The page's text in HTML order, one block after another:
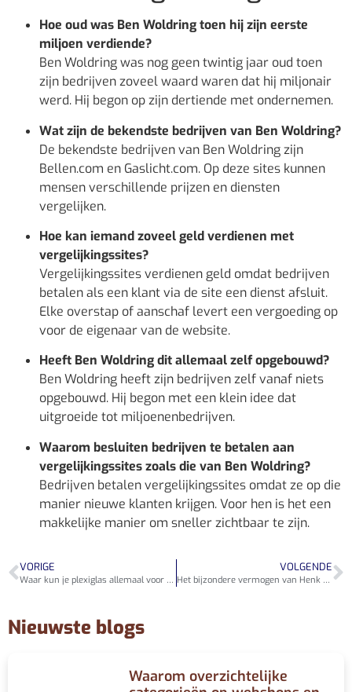
Hoe oud was Ben Woldring toen hij zijn eerste
miljoen verdiende?
Ben Woldring was nog geen twintig jaar oud toen
zijn bedrijven zoveel waard waren dat hij miljonair
werd. Hij begon op zijn dertiende met ondernemen.
Wat zijn de bekendste bedrijven van Ben Woldring?
De bekendste bedrijven van Ben Woldring zijn
Bellen.com en Gaslicht.com. Op deze sites kunnen
mensen verschillende prijzen en diensten
vergelijken.
Hoe kan iemand zoveel geld verdienen met
vergelijkingssites?
Vergelijkingssites verdienen geld omdat bedrijven
betalen als een klant via de site een dienst afsluit.
Elke overstap of aanschaf levert een vergoeding op
voor de eigenaar van de website.
Heeft Ben Woldring dit allemaal zelf opgebouwd?
Ben Woldring heeft zijn bedrijven zelf vanaf niets
opgebouwd. Hij begon met een klein idee dat
uitgroeide tot miljoenenbedrijven.
Waarom besluiten bedrijven te betalen aan
vergelijkingssites zoals die van Ben Woldring?
Bedrijven betalen vergelijkingssites omdat ze op die
manier nieuwe klanten krijgen. Voor hen is het een
makkelijke manier om sneller zichtbaar te zijn.
VORIGE
Waar kun je plexiglas allemaal voor gebruiken in huis en tuin
VOLGENDE
Het bijzondere vermogen van Henk Fraser: meer dan geld
Nieuwste blogs
Waarom overzichtelijke